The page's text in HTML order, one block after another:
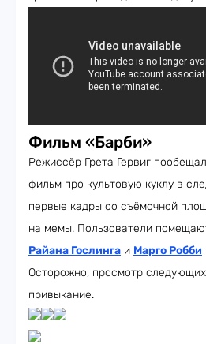
Фильм «Барби»
Режиссёр Грета Гервиг
фильм про культовую куклу в
первые кадры со съёмочной
на мемы. Пользователи
Райана Гослинга и Марго Робби
Осторожно, просмотр
привыкание.